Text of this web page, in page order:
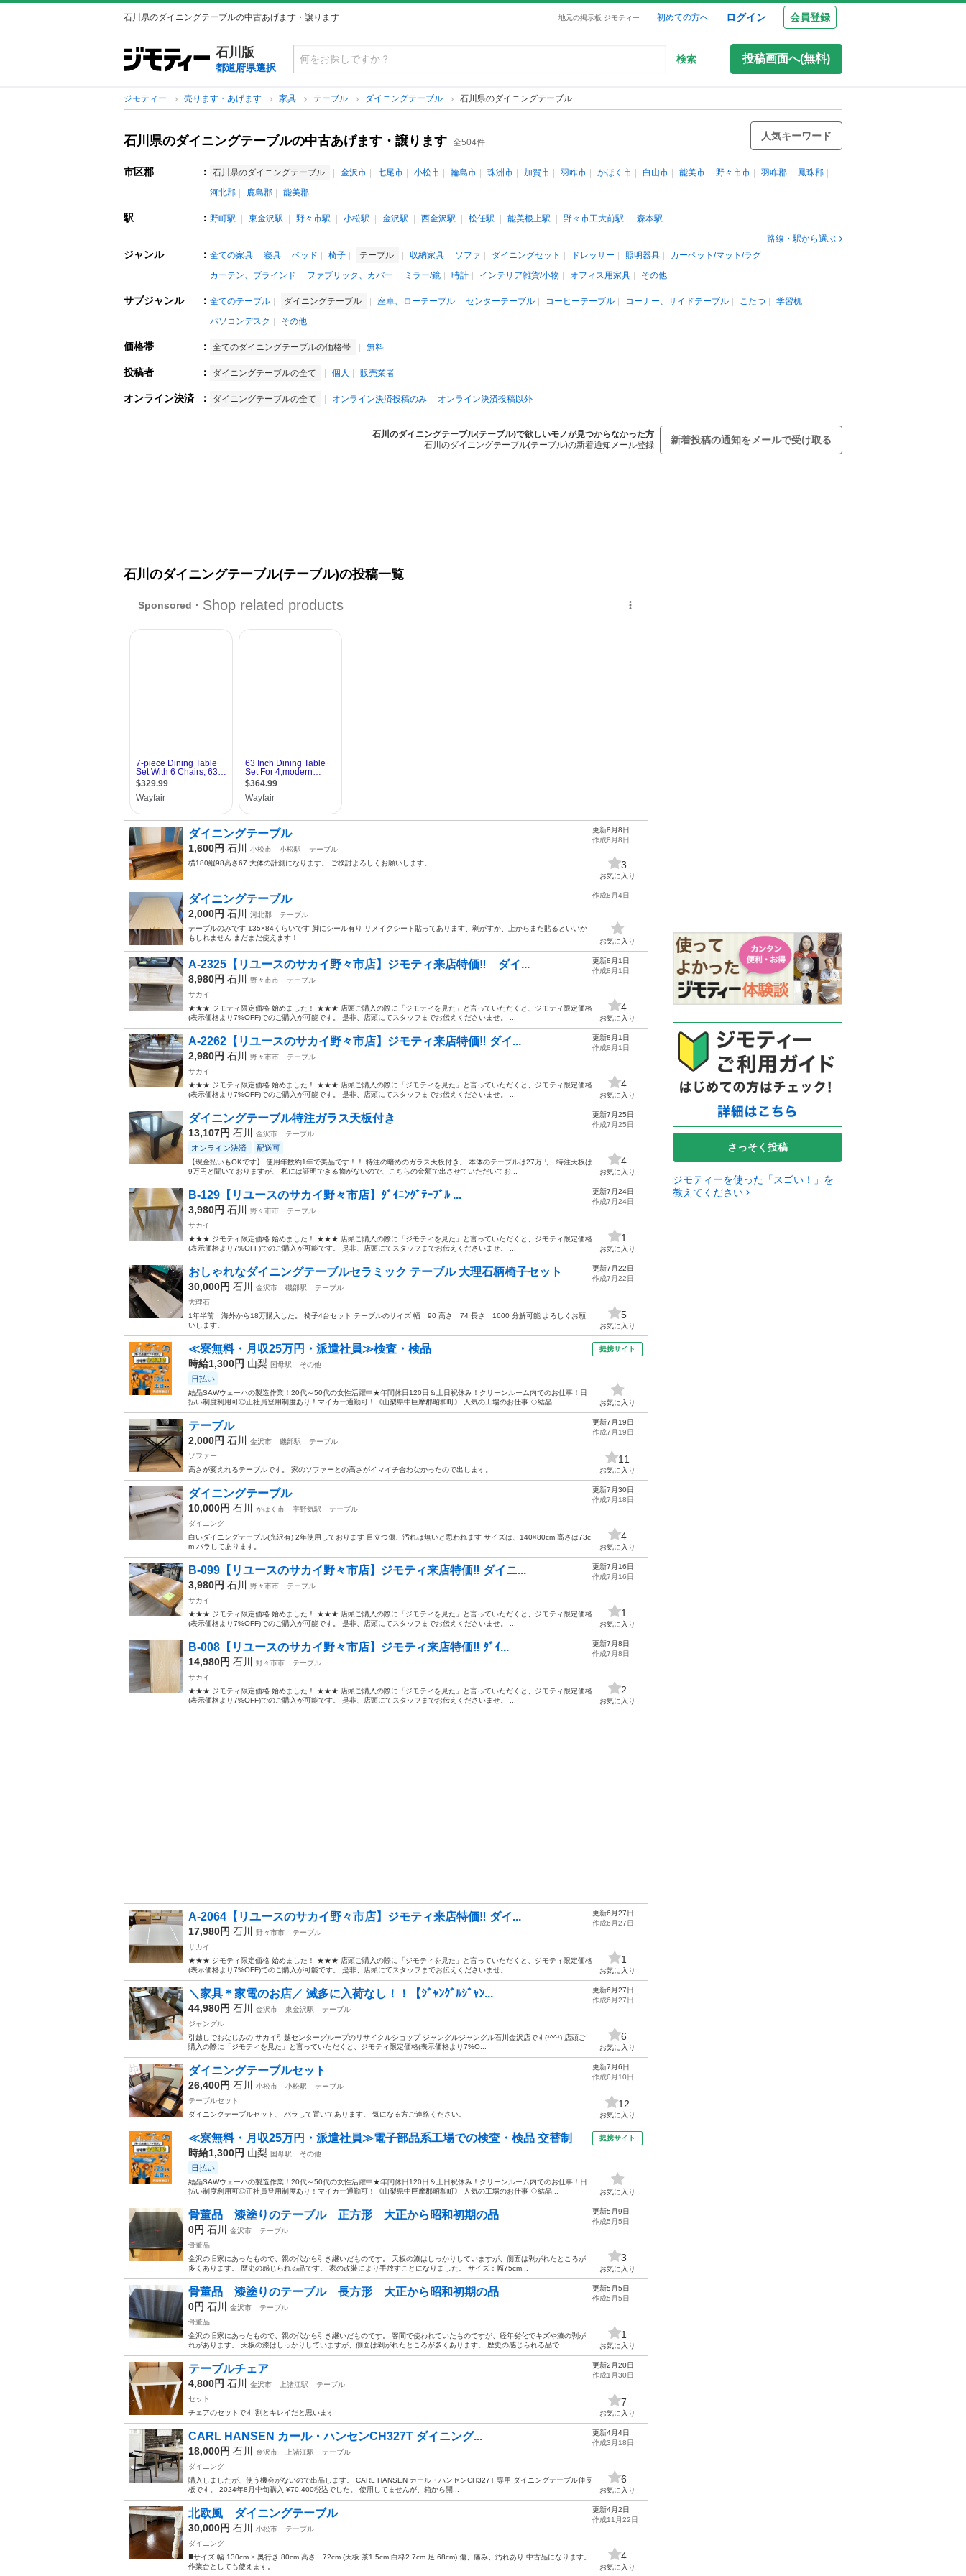
石川県のダイニングテーブルの中古あげます・譲ります 地元の掲示板 ジモティー 初めての方へ ログイン 会員登録
石川版
都道府県選択
検索 投稿画面へ(無料)
ジモティー 売ります・あげます 家具 テーブル ダイニングテーブル 石川県のダイニングテーブル
石川県のダイニングテーブルの中古あげます・譲ります 全504件
人気キーワード
市区郡 ： 石川県のダイニングテーブル 金沢市 七尾市 小松市 輪島市 珠洲市 加賀市 羽咋市 かほく市 白山市 能美市 野々市市 羽咋郡
鳳珠郡
河北郡
鹿島郡 能美郡
駅 ： 野町駅 東金沢駅 野々市駅 小松駅 金沢駅 西金沢駅 松任駅 能美根上駅 野々市工大前駅
森本駅
路線・駅から選ぶ
ジャンル ： 全ての家具 寝具 ベッド 椅子 テーブル 収納家具 ソファ ダイニングセット ドレッサー 照明器具
カーペット/マット/ラグ
カーテン、ブラインド
ファブリック、カバー ミラー/鏡 時計 インテリア雑貨/小物 オフィス用家具 その他
サブジャンル ： 全てのテーブル ダイニングテーブル 座卓、ローテーブル センターテーブル コーヒーテーブル コーナー、サイドテーブル こたつ
学習机
パソコンデスク
その他
価格帯 ： 全てのダイニングテーブルの価格帯 無料
投稿者 ： ダイニングテーブルの全て 個人 販売業者
オンライン決済 ： ダイニングテーブルの全て オンライン決済投稿のみ オンライン決済投稿以外
石川のダイニングテーブル(テーブル)で欲しいモノが見つからなかった方
石川のダイニングテーブル(テーブル)の新着通知メール登録
新着投稿の通知をメールで受け取る
石川のダイニングテーブル(テーブル)の投稿一覧
ダイニングテーブル
1,600円 石川 小松市 小松駅
テーブル
横180縦98高さ67 大体の計測になります。 ご検討よろしくお願いします。
更新8月8日
作成8月8日
3
お気に入り
ダイニングテーブル
2,000円 石川 河北郡
テーブル
テーブルのみです 135×84くらいです 脚にシール有り リメイクシート貼ってあります、剥がすか、上からまた貼るといいか
もしれません まだまだ使えます！
作成8月4日
お気に入り
A-2325【リユースのサカイ野々市店】ジモティ来店特価‼ ダイ...
8,980円 石川 野々市市
テーブル
サカイ
★★★ ジモティ限定価格 始めました！ ★★★ 店頭ご購入の際に「ジモティを見た」と言っていただくと、ジモティ限定価格
(表示価格より7%OFF)でのご購入が可能です。 是非、店頭にてスタッフまでお伝えくださいませ。 ...
更新8月1日
作成8月1日
4
お気に入り
A-2262【リユースのサカイ野々市店】ジモティ来店特価‼ ダイ...
2,980円 石川 野々市市
テーブル
サカイ
★★★ ジモティ限定価格 始めました！ ★★★ 店頭ご購入の際に「ジモティを見た」と言っていただくと、ジモティ限定価格
(表示価格より7%OFF)でのご購入が可能です。 是非、店頭にてスタッフまでお伝えくださいませ。 ...
更新8月1日
作成8月1日
4
お気に入り
ダイニングテーブル特注ガラス天板付き
13,107円 石川 金沢市 テーブル
オンライン決済 配送可
【現金払いもOKです】 使用年数約1年で美品です！！ 特注の暗めのガラス天板付き。 本体のテーブルは27万円、特注天板は
9万円と聞いておりますが、 私には証明できる物がないので、こちらの金額で出させていただいてお...
更新7月25日
作成7月25日
4
お気に入り
B-129【リユースのサカイ野々市店】ﾀﾞｲﾆﾝｸﾞﾃｰﾌﾞﾙ ...
3,980円 石川 野々市市
テーブル
サカイ
★★★ ジモティ限定価格 始めました！ ★★★ 店頭ご購入の際に「ジモティを見た」と言っていただくと、ジモティ限定価格
(表示価格より7%OFF)でのご購入が可能です。 是非、店頭にてスタッフまでお伝えくださいませ。 ...
更新7月24日
作成7月24日
1
お気に入り
おしゃれなダイニングテーブルセラミック テーブル 大理石柄椅子セット
30,000円 石川 金沢市 磯部駅
テーブル
大理石
1年半前 海外から18万購入した。 椅子4台セット テーブルのサイズ 幅 90 高さ 74 長さ 1600 分解可能 よろしくお願
いします。
更新7月22日
作成7月22日
5
お気に入り
≪寮無料・月収25万円・派遣社員≫検査・検品
時給1,300円 山梨 国母駅 その他
日払い
結晶SAWウェーハの製造作業！20代～50代の女性活躍中★年間休日120日＆土日祝休み！クリーンルーム内でのお仕事！日
払い制度利用可◎正社員登用制度あり！マイカー通勤可！《山梨県中巨摩郡昭和町》 人気の工場のお仕事 ◇結晶...
提携サイト
お気に入り
テーブル
2,000円 石川 金沢市 磯部駅
テーブル
ソファー
高さが変えれるテーブルです。 家のソファーとの高さがイマイチ合わなかったので出します。
更新7月19日
作成7月19日
11
お気に入り
ダイニングテーブル
10,000円 石川 かほく市 宇野気駅
テーブル
ダイニング
白いダイニングテーブル(光沢有) 2年使用しております 目立つ傷、汚れは無いと思われます サイズは、140×80cm 高さは73c
m バラしてあります。
更新7月30日
作成7月18日
4
お気に入り
B-099【リユースのサカイ野々市店】ジモティ来店特価‼ ダイニ...
3,980円 石川 野々市市
テーブル
サカイ
★★★ ジモティ限定価格 始めました！ ★★★ 店頭ご購入の際に「ジモティを見た」と言っていただくと、ジモティ限定価格
(表示価格より7%OFF)でのご購入が可能です。 是非、店頭にてスタッフまでお伝えくださいませ。 ...
更新7月16日
作成7月16日
1
お気に入り
B-008【リユースのサカイ野々市店】ジモティ来店特価‼ ﾀﾞｲ...
14,980円 石川 野々市市
テーブル
サカイ
★★★ ジモティ限定価格 始めました！ ★★★ 店頭ご購入の際に「ジモティを見た」と言っていただくと、ジモティ限定価格
(表示価格より7%OFF)でのご購入が可能です。 是非、店頭にてスタッフまでお伝えくださいませ。 ...
更新7月8日
作成7月8日
2
お気に入り
A-2064【リユースのサカイ野々市店】ジモティ来店特価‼ ダイ...
17,980円 石川 野々市市
テーブル
サカイ
★★★ ジモティ限定価格 始めました！ ★★★ 店頭ご購入の際に「ジモティを見た」と言っていただくと、ジモティ限定価格
(表示価格より7%OFF)でのご購入が可能です。 是非、店頭にてスタッフまでお伝えくださいませ。 ...
更新6月27日
作成6月27日
1
お気に入り
＼家具＊家電のお店／ 滅多に入荷なし！！【ｼﾞｬﾝｸﾞﾙｼﾞｬﾝ...
44,980円 石川 金沢市 東金沢駅
テーブル
ジャングル
引越しでおなじみの サカイ引越センターグループのリサイクルショップ ジャングルジャングル石川金沢店です(*^^*) 店頭ご
購入の際に「ジモティを見た」と言っていただくと、ジモティ限定価格(表示価格より7%O...
更新6月27日
作成6月27日
6
お気に入り
ダイニングテーブルセット
26,400円 石川 小松市 小松駅
テーブル
テーブルセット
ダイニングテーブルセット、 バラして置いてあります。 気になる方ご連絡ください。
更新7月6日
作成6月10日
12
お気に入り
≪寮無料・月収25万円・派遣社員≫電子部品系工場での検査・検品 交替制
時給1,300円 山梨 国母駅 その他
日払い
結晶SAWウェーハの製造作業！20代～50代の女性活躍中★年間休日120日＆土日祝休み！クリーンルーム内でのお仕事！日
払い制度利用可◎正社員登用制度あり！マイカー通勤可！《山梨県中巨摩郡昭和町》 人気の工場のお仕事 ◇結晶...
提携サイト
お気に入り
骨董品 漆塗りのテーブル 正方形 大正から昭和初期の品
0円 石川 金沢市
テーブル
骨董品
金沢の旧家にあったもので、親の代から引き継いだものです。 天板の漆はしっかりしていますが、側面は剥がれたところが
多くあります。 歴史の感じられる品です。 家の改装により手放すことになりました。 サイズ：幅75cm...
更新5月9日
作成5月5日
3
お気に入り
骨董品 漆塗りのテーブル 長方形 大正から昭和初期の品
0円 石川 金沢市
テーブル
骨董品
金沢の旧家にあったもので、親の代から引き継いだものです。 客間で使われていたものですが、経年劣化でキズや漆の剥が
れがあります。 天板の漆はしっかりしていますが、側面は剥がれたところが多くあります。 歴史の感じられる品で...
更新5月5日
作成5月5日
1
お気に入り
テーブルチェア
4,800円 石川 金沢市 上諸江駅
テーブル
セット
チェアのセットです 割とキレイだと思います
更新2月20日
作成1月30日
7
お気に入り
CARL HANSEN カール・ハンセンCH327T ダイニング...
18,000円 石川 金沢市 上諸江駅
テーブル
ダイニング
購入しましたが、使う機会がないので出品します。 CARL HANSEN カール・ハンセンCH327T 専用 ダイニングテーブル伸長
板です。 2024年8月中旬購入 ¥70,400税込でした。 使用してませんが、箱から開...
更新4月4日
作成3月18日
6
お気に入り
北欧風 ダイニングテーブル
30,000円 石川 小松市
テーブル
ダイニング
◼️サイズ 幅 130cm × 奥行き 80cm 高さ 72cm (天板 茶1.5cm 白枠2.7cm 足 68cm) 傷、痛み、汚れあり 中古品になります。
作業台としても使えます。
更新4月2日
作成11月22日
4
お気に入り
さっそく投稿
ジモティーを使った「スゴい！」を
教えてください